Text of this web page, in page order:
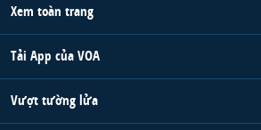
Xem toàn trang
Tải App của VOA
Vượt tường lửa